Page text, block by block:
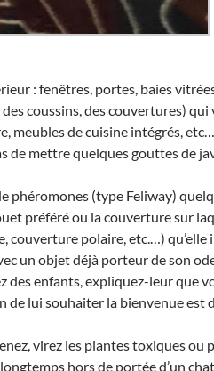
: fenêtres, portes, baies
coussins, des couvertures)
meubles de cuisine intégrés, etc…
de mettre quelques gouttes de
phéromones (type Feliway)
préféré ou la couverture sur
couverture polaire, etc.…)
un objet déjà porteur de son
des enfants, expliquez-leur que
de lui souhaiter la bienvenue
virez les plantes toxiques
hors de portée d’un